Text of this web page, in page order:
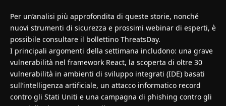
Per un’analisi più approfondita di queste storie, nonché
nuovi strumenti di sicurezza e prossimi webinar di esperti, è
possibile consultare il bollettino ThreatsDay.
I principali argomenti della settimana includono: una grave
vulnerabilità nel framework React, la scoperta di oltre 30
vulnerabilità in ambienti di sviluppo integrati (IDE) basati
sull’intelligenza artificiale, un attacco informatico record
contro gli Stati Uniti e una campagna di phishing contro gli